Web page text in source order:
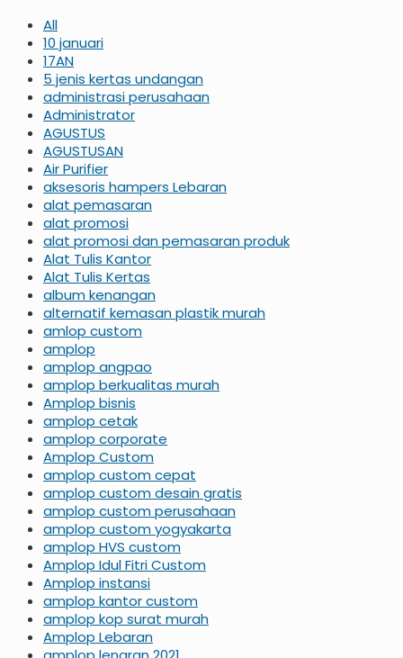
All
10 januari
17AN
5 jenis kertas undangan
administrasi perusahaan
Administrator
AGUSTUS
AGUSTUSAN
Air Purifier
aksesoris hampers Lebaran
alat pemasaran
alat promosi
alat promosi dan pemasaran produk
Alat Tulis Kantor
Alat Tulis Kertas
album kenangan
alternatif kemasan plastik murah
amlop custom
amplop
amplop angpao
amplop berkualitas murah
Amplop bisnis
amplop cetak
amplop corporate
Amplop Custom
amplop custom cepat
amplop custom desain gratis
amplop custom perusahaan
amplop custom yogyakarta
amplop HVS custom
Amplop Idul Fitri Custom
Amplop instansi
amplop kantor custom
amplop kop surat murah
Amplop Lebaran